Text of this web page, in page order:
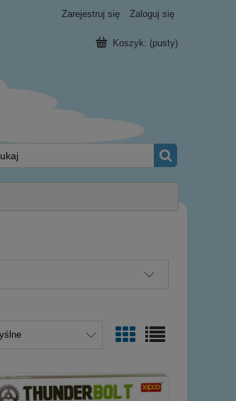
Zarejestruj się Zaloguj się
Koszyk: (pusty)